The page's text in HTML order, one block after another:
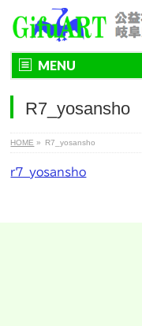
MENU
R7_yosansho
HOME » R7_yosansho
r7_yosansho